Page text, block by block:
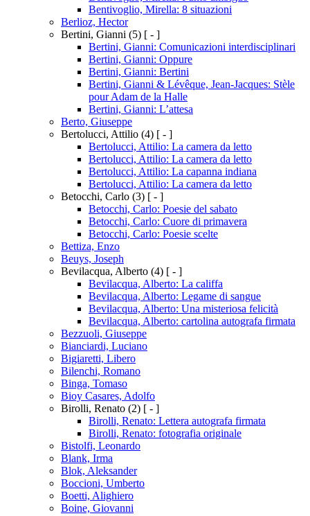
Bentivoglio, Mirella: 8 situazioni
Berlioz, Hector
Bertini, Gianni (5) [ - ]
Bertini, Gianni: Comunicazioni interdisciplinari
Bertini, Gianni: Oppure
Bertini, Gianni: Bertini
Bertini, Gianni & Lévêque, Jean-Jacques: Stèle
pour Adam de la Halle
Bertini, Gianni: L’attesa
Berto, Giuseppe
Bertolucci, Attilio (4) [ - ]
Bertolucci, Attilio: La camera da letto
Bertolucci, Attilio: La camera da letto
Bertolucci, Attilio: La capanna indiana
Bertolucci, Attilio: La camera da letto
Betocchi, Carlo (3) [ - ]
Betocchi, Carlo: Poesie del sabato
Betocchi, Carlo: Cuore di primavera
Betocchi, Carlo: Poesie scelte
Bettiza, Enzo
Beuys, Joseph
Bevilacqua, Alberto (4) [ - ]
Bevilacqua, Alberto: La califfa
Bevilacqua, Alberto: Legame di sangue
Bevilacqua, Alberto: Una misteriosa felicità
Bevilacqua, Alberto: cartolina autografa firmata
Bezzuoli, Giuseppe
Bianciardi, Luciano
Bigiaretti, Libero
Bilenchi, Romano
Binga, Tomaso
Bioy Casares, Adolfo
Birolli, Renato (2) [ - ]
Birolli, Renato: Lettera autografa firmata
Birolli, Renato: fotografia originale
Bistolfi, Leonardo
Blank, Irma
Blok, Aleksander
Boccioni, Umberto
Boetti, Alighiero
Boine, Giovanni